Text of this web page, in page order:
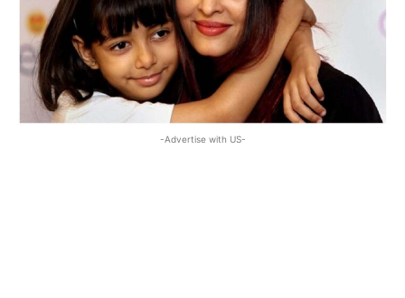
-Advertise with US-